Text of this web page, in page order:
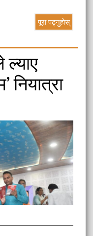
पूरा पढ्नुहोस्
ल्याए
नियात्रा